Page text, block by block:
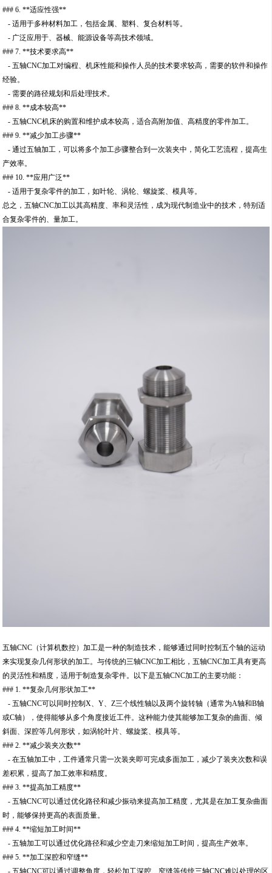
### 6. **适应性强**
- 适用于多种材料加工，包括金属、塑料、复合材料等。
- 广泛应用于、器械、能源设备等高技术领域。
### 7. **技术要求高**
- 五轴CNC加工对编程、机床性能和操作人员的技术要求较高，需要的软件和操作
经验。
- 需要的路径规划和后处理技术。
### 8. **成本较高**
- 五轴CNC机床的购置和维护成本较高，适合高附加值、高精度的零件加工。
### 9. **减少加工步骤**
- 通过五轴加工，可以将多个加工步骤整合到一次装夹中，简化工艺流程，提高生
产效率。
### 10. **应用广泛**
- 适用于复杂零件的加工，如叶轮、涡轮、螺旋桨、模具等。
总之，五轴CNC加工以其高精度、率和灵活性，成为现代制造业中的技术，特别适
合复杂零件的、量加工。
五轴CNC（计算机数控）加工是一种的制造技术，能够通过同时控制五个轴的运动
来实现复杂几何形状的加工。与传统的三轴CNC加工相比，五轴CNC加工具有更高
的灵活性和精度，适用于制造复杂零件。以下是五轴CNC加工的主要功能：
### 1. **复杂几何形状加工**
- 五轴CNC可以同时控制X、Y、Z三个线性轴以及两个旋转轴（通常为A轴和B轴
或C轴），使得能够从多个角度接近工件。这种能力使其能够加工复杂的曲面、倾
斜面、深腔等几何形状，如涡轮叶片、螺旋桨、模具等。
### 2. **减少装夹次数**
- 在五轴加工中，工件通常只需一次装夹即可完成多面加工，减少了装夹次数和误
差积累，提高了加工效率和精度。
### 3. **提高加工精度**
- 五轴CNC可以通过优化路径和减少振动来提高加工精度，尤其是在加工复杂曲面
时，能够保持更高的表面质量。
### 4. **缩短加工时间**
- 五轴加工可以通过优化路径和减少空走刀来缩短加工时间，提高生产效率。
### 5. **加工深腔和窄缝**
- 五轴CNC可以通过调整角度，轻松加工深腔、窄缝等传统三轴CNC难以处理的区